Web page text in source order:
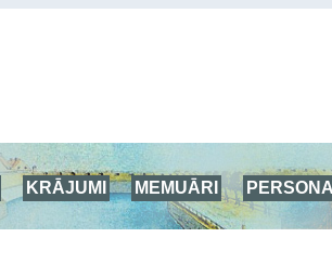
KRĀJUMI MEMUĀRI